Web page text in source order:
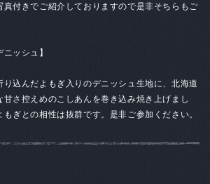
真付きでご紹介しておりますので是非そちらもご
ッシュ】
り込んだよもぎ入りのデニッシュ生地に、北海道
甘さ控えめのこしあんを巻き込み焼き上げまし
ぎとの相性は抜群です。是非ご参加ください。